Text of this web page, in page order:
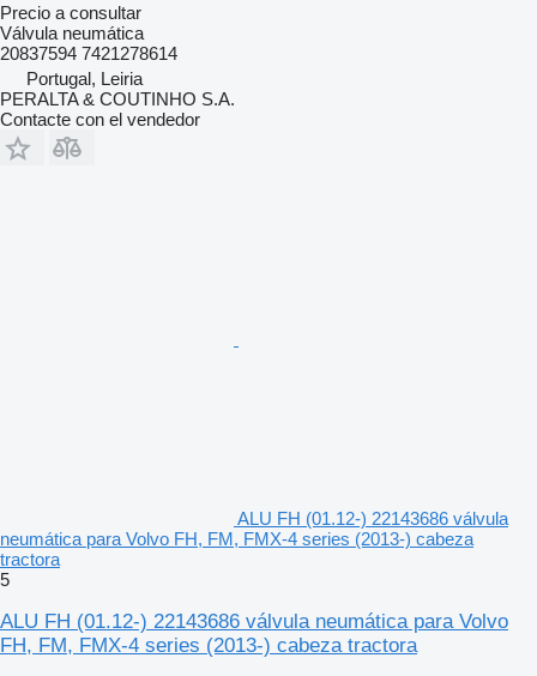
Precio a consultar
Válvula neumática
20837594 7421278614
Portugal, Leiria
PERALTA & COUTINHO S.A.
Contacte con el vendedor
ALU FH (01.12-) 22143686 válvula
neumática para Volvo FH, FM, FMX-4 series (2013-) cabeza
tractora
5
ALU FH (01.12-) 22143686 válvula neumática para Volvo
FH, FM, FMX-4 series (2013-) cabeza tractora